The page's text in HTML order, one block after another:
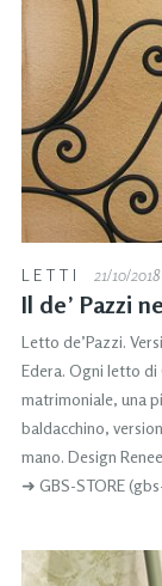
LETTI 21/10/2018
Il de’ Pazzi
Letto de’Pazzi.
Edera. Ogni letto di
matrimoniale, una
baldacchino,
mano. Design
➜ GBS-STORE